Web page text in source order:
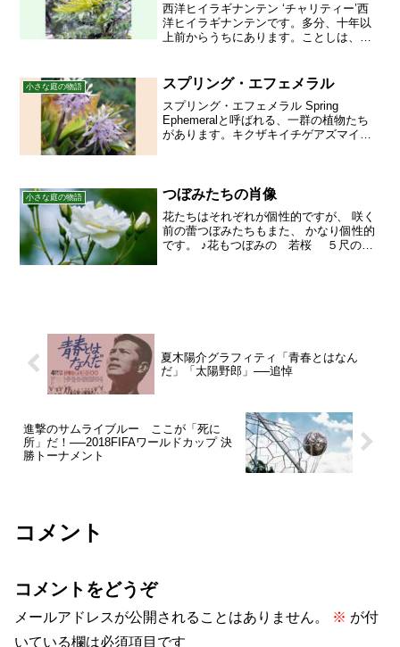
西洋ヒイラギナンテン ‘チャリティー’西
洋ヒイラギナンテンです。多分、十年以
上前からうちにあります。ことしは、い
と暖かめに推移してきたので、そのせい
もあるかなと思ってい...
小さな庭の物語 スプリング・エフェメラル
スプリング・エフェメラル Spring
Ephemeralと呼ばれる、一群の植物たち
があります。キクザキイチゲアズマイチ
ウバカマ...
小さな庭の物語 つぼみたちの肖像
花たちはそれぞれが個性的ですが、 咲く
前の蕾つぼみたちもまた、 かなり個性的
です。 ♪花もつぼみの 若桜 ５尺の
夏木陽介グラフィティ「青春とはなん
だ」「太陽野郎」──追悼
進撃のサムライブルー ここが「死に
所」だ！──2018FIFAワールドカップ 決
勝トーナメント
コメント
コメントをどうぞ
メールアドレスが公開されることはありません。 ※ が付
いている欄は必須項目です